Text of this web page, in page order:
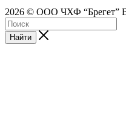
2026 © ООО ЧХФ “Брегет”
Найти